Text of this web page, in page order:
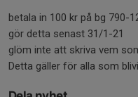
betala in 100 kr på bg 790-
gör detta senast 31/1-21
glöm inte att skriva vem
Detta gäller för alla som